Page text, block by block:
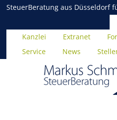
SteuerBeratung aus Düsseldorf
Kanzlei Extranet
Service
News